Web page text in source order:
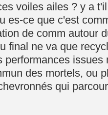
voiles ailes ? y a
es-ce que c'est
de comm autour
final ne va que
performances issues
des mortels, ou
qui